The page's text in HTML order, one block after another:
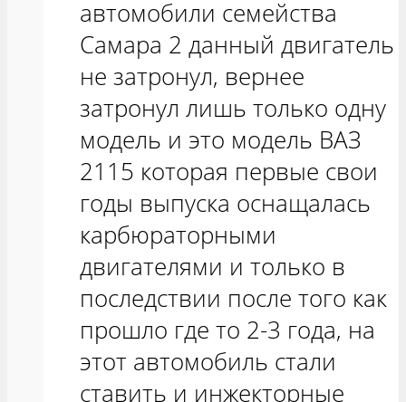
автомобили семейства
Самара 2 данный двигатель
не затронул, вернее
затронул лишь только одну
модель и это модель ВАЗ
2115 которая первые свои
годы выпуска оснащалась
карбюраторными
двигателями и только в
последствии после того как
прошло где то 2-3 года, на
этот автомобиль стали
ставить и инжекторные